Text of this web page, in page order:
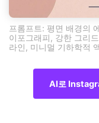
프롬프트: 평면 배경의
이포그래피, 강한 그리
라인, 미니멀 기하학적
AI로